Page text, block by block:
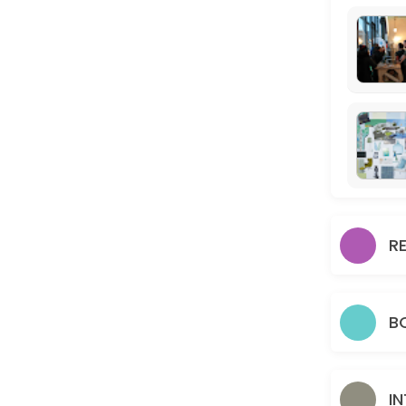
interieuradvies borgerhout on request
Wil je echt goed kleuradvies bijvoorbeeld, boek dan zeker een
Wil je wat hulp bij het cre&euml;ren van jouw sfeerbeeld voor
In een kwartiertje leiden we je rond in de toonzaal of doorlopen